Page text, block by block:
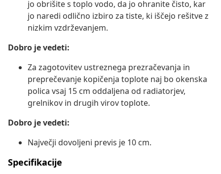
jo obrišite s toplo vodo, da jo ohranite čisto, kar
jo naredi odlično izbiro za tiste, ki iščejo rešitve z
nizkim vzdrževanjem.
Dobro je vedeti:
Za zagotovitev ustreznega prezračevanja in
preprečevanje kopičenja toplote naj bo okenska
polica vsaj 15 cm oddaljena od radiatorjev,
grelnikov in drugih virov toplote.
Dobro je vedeti:
Največji dovoljeni previs je 10 cm.
Specifikacije